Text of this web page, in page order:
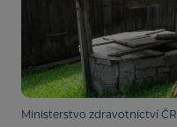
Ministerstvo zdravotnictví ČR